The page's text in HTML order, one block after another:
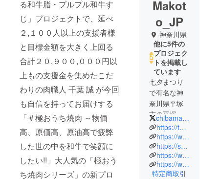
る和牛脂・プルプル和牛す
じ」プロジェクトで、延べ
２,１００人以上の支援者様
と目標金額を大きく上回る
合計２０,９００,０００円以
上もの支援金を集めたこだ
わりの肉職人 千葉 誠 が今回
も自信を持ってお届けする
「＃極おうち焼肉 ～物価
高、原価高、原油高で疲弊
した世の中を和牛で笑顔に
したい!!」大人気の「極おう
ち焼肉シリーズ」の新プロ
Makot
o_JP
神奈川県
他に5件の
プロジェク
トを掲載し
ています
七夕まつり
で有名な神
奈川県平塚
市の平塚駅
西口の目の
前で【和牛
専門店】べ
ごっこのカ
ルビを営ん
chibamakoto_
https://twitter.com/onikubako_/
https://www.chibamakoto.jp
https://shop.xn--umst5liqsxno.jp/
https://www.instagram.com/begokkonokarubi
https://www.youtube.com/channel/UC0dZ-YFaVCRIt8j5HBO4kag
特定商取引